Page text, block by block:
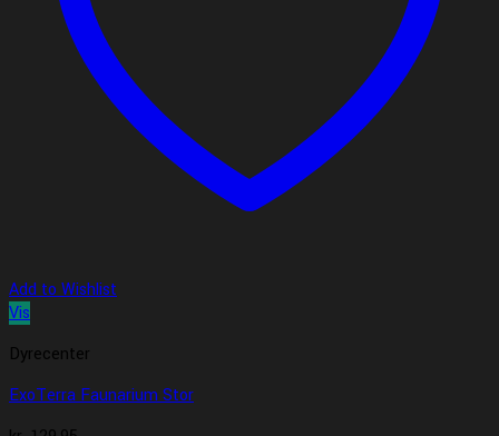
Add to Wishlist
Vis
Dyrecenter
ExoTerra Faunarium Stor